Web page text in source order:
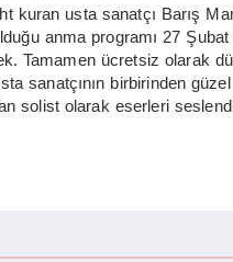
kuran usta sanatçı Barış
anma programı 27
Tamamen ücretsiz olarak
sanatçının birbirinden
solist olarak eserleri